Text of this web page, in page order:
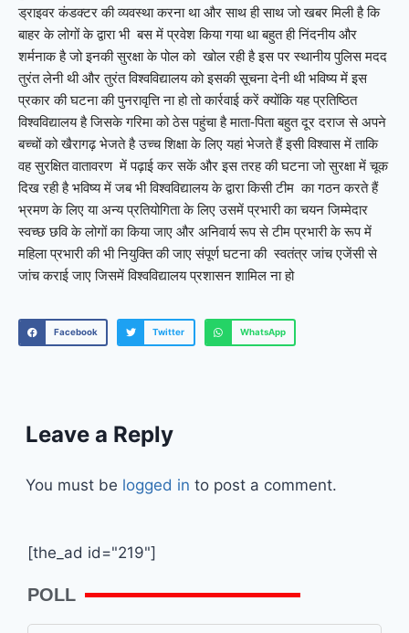
ड्राइवर कंडक्टर की व्यवस्था करना था और साथ ही साथ जो खबर मिली है कि
बाहर के लोगों के द्वारा भी बस में प्रवेश किया गया था बहुत ही निंदनीय और
शर्मनाक है जो इनकी सुरक्षा के पोल को खोल रही है इस पर स्थानीय पुलिस मदद
तुरंत लेनी थी और तुरंत विश्वविद्यालय को इसकी सूचना देनी थी भविष्य में इस
प्रकार की घटना की पुनरावृत्ति ना हो तो कार्रवाई करें क्योंकि यह प्रतिष्ठित
विश्वविद्यालय है जिसके गरिमा को ठेस पहुंचा है माता-पिता बहुत दूर दराज से अपने
बच्चों को खैरागढ़ भेजते है उच्च शिक्षा के लिए यहां भेजते हैं इसी विश्वास में ताकि
वह सुरक्षित वातावरण में पढ़ाई कर सकें और इस तरह की घटना जो सुरक्षा में चूक
दिख रही है भविष्य में जब भी विश्वविद्यालय के द्वारा किसी टीम का गठन करते हैं
भ्रमण के लिए या अन्य प्रतियोगिता के लिए उसमें प्रभारी का चयन जिम्मेदार
स्वच्छ छवि के लोगों का किया जाए और अनिवार्य रूप से टीम प्रभारी के रूप में
महिला प्रभारी की भी नियुक्ति की जाए संपूर्ण घटना की स्वतंत्र जांच एजेंसी से
जांच कराई जाए जिसमें विश्वविद्यालय प्रशासन शामिल ना हो
Facebook Twitter WhatsApp
Leave a Reply
You must be logged in to post a comment.
[the_ad id="219"]
POLL